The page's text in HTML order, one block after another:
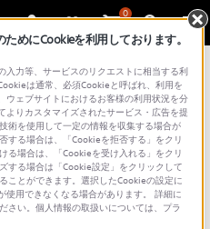
0
合わせ モニター本体
めにCookieを利用しております。
入力等、サービスのリクエストに相当する利
は通常、必須Cookieと呼ばれ、利用を
ェブサイトにおけるお客様の利用状況を分
りカスタマイズされたサービス・広告を提
術を使用して一定の情報を収集する場合が
する場合は、「Cookieを拒否する」をクリ
る場合は、「Cookieを受け入れる」をクリ
する場合は「Cookie設定」をクリックして
ことができます。選択したCookieの設定に
使用できなくなる場合があります。 詳細に
さい。個人情報の取扱いについては、プラ